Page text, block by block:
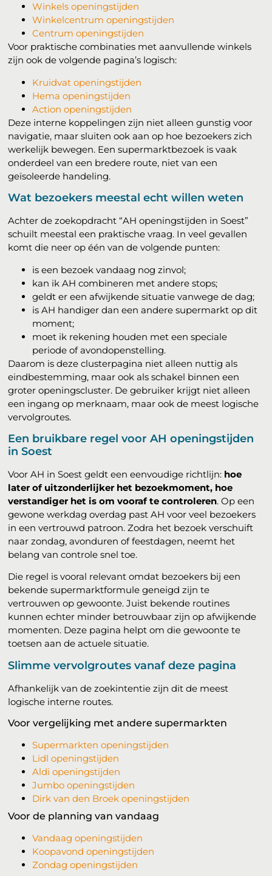
Winkels openingstijden
Winkelcentrum openingstijden
Centrum openingstijden
Voor praktische combinaties met aanvullende winkels
zijn ook de volgende pagina’s logisch:
Kruidvat openingstijden
Hema openingstijden
Action openingstijden
Deze interne koppelingen zijn niet alleen gunstig voor
navigatie, maar sluiten ook aan op hoe bezoekers zich
werkelijk bewegen. Een supermarktbezoek is vaak
onderdeel van een bredere route, niet van een
geïsoleerde handeling.
Wat bezoekers meestal echt willen weten
Achter de zoekopdracht “AH openingstijden in Soest”
schuilt meestal een praktische vraag. In veel gevallen
komt die neer op één van de volgende punten:
is een bezoek vandaag nog zinvol;
kan ik AH combineren met andere stops;
geldt er een afwijkende situatie vanwege de dag;
is AH handiger dan een andere supermarkt op dit
moment;
moet ik rekening houden met een speciale
periode of avondopenstelling.
Daarom is deze clusterpagina niet alleen nuttig als
eindbestemming, maar ook als schakel binnen een
groter openingscluster. De gebruiker krijgt niet alleen
een ingang op merknaam, maar ook de meest logische
vervolgroutes.
Een bruikbare regel voor AH openingstijden
in Soest
Voor AH in Soest geldt een eenvoudige richtlijn: hoe
later of uitzonderlijker het bezoekmoment, hoe
verstandiger het is om vooraf te controleren. Op een
gewone werkdag overdag past AH voor veel bezoekers
in een vertrouwd patroon. Zodra het bezoek verschuift
naar zondag, avonduren of feestdagen, neemt het
belang van controle snel toe.
Die regel is vooral relevant omdat bezoekers bij een
bekende supermarktformule geneigd zijn te
vertrouwen op gewoonte. Juist bekende routines
kunnen echter minder betrouwbaar zijn op afwijkende
momenten. Deze pagina helpt om die gewoonte te
toetsen aan de actuele situatie.
Slimme vervolgroutes vanaf deze pagina
Afhankelijk van de zoekintentie zijn dit de meest
logische interne routes.
Voor vergelijking met andere supermarkten
Supermarkten openingstijden
Lidl openingstijden
Aldi openingstijden
Jumbo openingstijden
Dirk van den Broek openingstijden
Voor de planning van vandaag
Vandaag openingstijden
Koopavond openingstijden
Zondag openingstijden